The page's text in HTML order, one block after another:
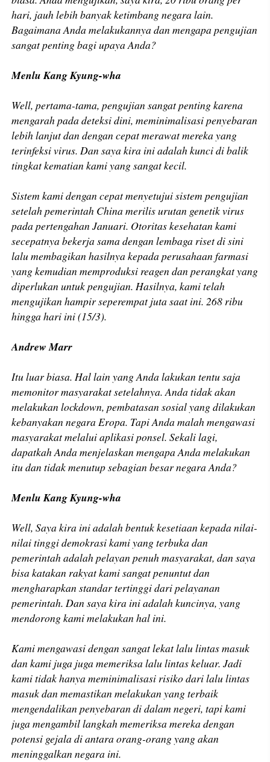
hari, jauh lebih banyak ketimbang negara lain.
Bagaimana Anda melakukannya dan mengapa pengujian
sangat penting bagi upaya Anda?
Menlu Kang Kyung-wha
Well, pertama-tama, pengujian sangat penting karena
mengarah pada deteksi dini, meminimalisasi penyebaran
lebih lanjut dan dengan cepat merawat mereka yang
terinfeksi virus. Dan saya kira ini adalah kunci di balik
tingkat kematian kami yang sangat kecil.
Sistem kami dengan cepat menyetujui sistem pengujian
setelah pemerintah China merilis urutan genetik virus
pada pertengahan Januari. Otoritas kesehatan kami
secepatnya bekerja sama dengan lembaga riset di sini
lalu membagikan hasilnya kepada perusahaan farmasi
yang kemudian memproduksi reagen dan perangkat yang
diperlukan untuk pengujian. Hasilnya, kami telah
mengujikan hampir seperempat juta saat ini. 268 ribu
hingga hari ini (15/3).
​Andrew Marr
Itu luar biasa. Hal lain yang Anda lakukan tentu saja
memonitor masyarakat setelahnya. Anda tidak akan
melakukan lockdown, pembatasan sosial yang dilakukan
kebanyakan negara Eropa. Tapi Anda malah mengawasi
masyarakat melalui aplikasi ponsel. Sekali lagi,
dapatkah Anda menjelaskan mengapa Anda melakukan
itu dan tidak menutup sebagian besar negara Anda?
Menlu Kang Kyung-wha
Well, Saya kira ini adalah bentuk kesetiaan kepada nilai-
nilai tinggi demokrasi kami yang terbuka dan
pemerintah adalah pelayan penuh masyarakat, dan saya
bisa katakan rakyat kami sangat penuntut dan
mengharapkan standar tertinggi dari pelayanan
pemerintah. Dan saya kira ini adalah kuncinya, yang
mendorong kami melakukan hal ini.
Kami mengawasi dengan sangat lekat lalu lintas masuk
dan kami juga juga memeriksa lalu lintas keluar. Jadi
kami tidak hanya meminimalisasi risiko dari lalu lintas
masuk dan memastikan melakukan yang terbaik
mengendalikan penyebaran di dalam negeri, tapi kami
juga mengambil langkah memeriksa mereka dengan
potensi gejala di antara orang-orang yang akan
meninggalkan negara ini.